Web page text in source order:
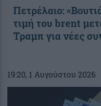
Πετρέλαιο:
τιμή του brent
Τραμπ για νέες
19:20, 1 Αυγούστου 2026